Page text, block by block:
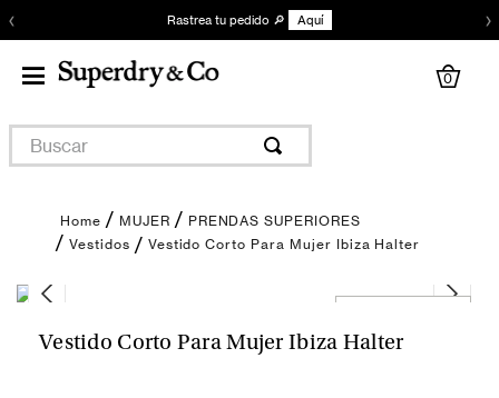
‹ Rastrea tu pedido 🔎 Aquí ›
0
Buscar
MUJER
PRENDAS SUPERIORES
Vestidos
Vestido Corto Para Mujer Ibiza Halter
Vestido Corto Para Mujer Ibiza Halter